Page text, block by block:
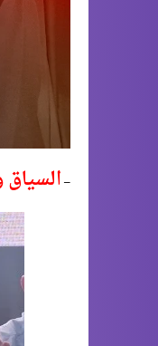
–السياق